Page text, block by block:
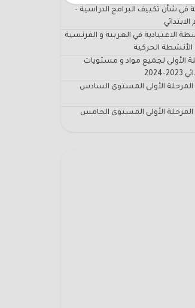
في شأن تكييف البرامج الدراسية –
الاعتيادية في العربية و الفرنسية
الأنشطة الحركية
الأولى لجميع مواد و مستويات
الأولى المستوى السادس
الأولى المستوى الخامس